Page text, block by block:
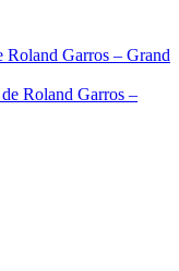
Roland Garros – Grand
Roland Garros –